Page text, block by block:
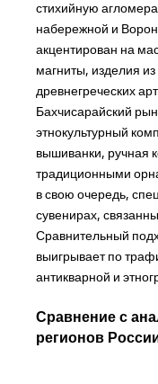
стихийную
набережной и
акцентирован на
магниты, изделия
древнегреческих
Бахчисарайский
этнокультурный
вышиванки, ручная
традиционными
в свою очередь,
сувенирах,
Сравнительный
выигрывает по
антикварной и
Сравнение с
регионов